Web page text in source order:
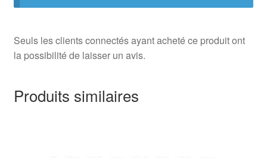
Seuls les clients connectés ayant acheté ce produit ont
la possibilité de laisser un avis.
Produits similaires